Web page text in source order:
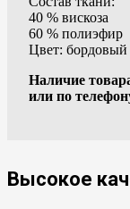
40 % вискоза
60 % полиэфир
Цвет: бордовый
Наличие
или по
Высокое